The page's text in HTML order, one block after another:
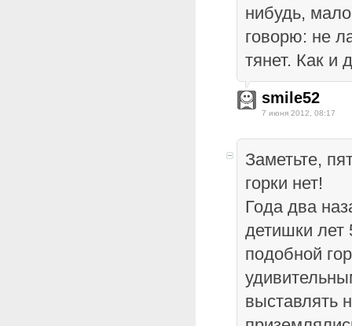
нибудь,
говорю: не
тянет. Как и
smile52
7 июня 2012, 08:17
Заметьте,
горки нет!
Года два
детишки лет
подобной
выставлять